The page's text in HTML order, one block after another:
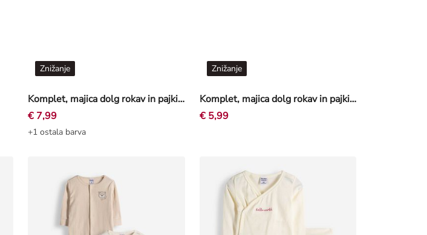
Komplet, majica dolg rokav in pajkice - Vezenine - svetlo roza
Znižanje
€ 7,99
+1 ostala barva
Komplet, majica dolg rokav in pajkice - Volančki - svetlo roza
Znižanje
€ 5,99